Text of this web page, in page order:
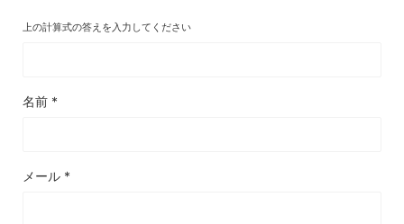
上の計算式の答えを入力してください
名前 *
メール *